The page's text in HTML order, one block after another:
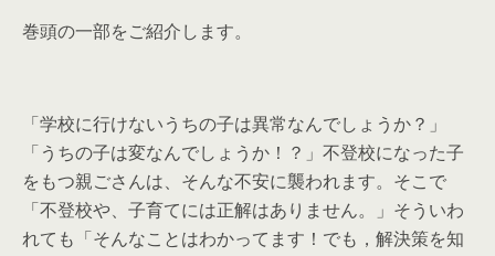
巻頭の一部をご紹介します。
「学校に行けないうちの子は異常なんでしょうか？」
「うちの子は変なんでしょうか！？」不登校になった子
をもつ親ごさんは、そんな不安に襲われます。そこで
「不登校や、子育てには正解はありません。」そういわ
れても「そんなことはわかってます！でも，解決策を知